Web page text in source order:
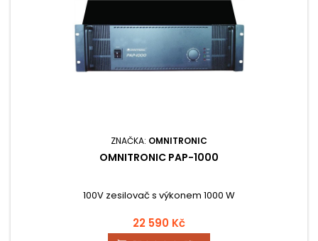
ZNAČKA: OMNITRONIC
OMNITRONIC PAP-1000
100V zesilovač s výkonem 1000 W
22 590 Kč